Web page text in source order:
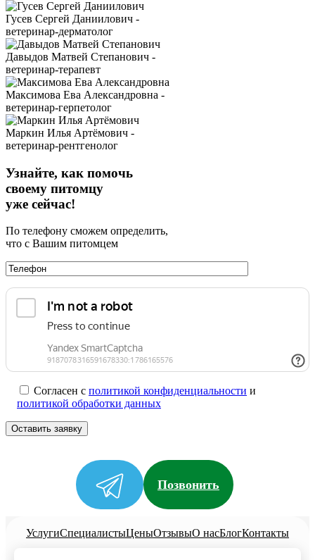
Гусев Сергей Даниилович -
ветеринар-дерматолог
Давыдов Матвей Степанович -
ветеринар-терапевт
Максимова Ева Александровна -
ветеринар-герпетолог
Маркин Илья Артёмович -
ветеринар-рентгенолог
Узнайте, как помочь
своему питомцу
уже сейчас!
По телефону сможем определить,
что с Вашим питомцем
Согласен с политикой конфиденциальности и
политикой обработки данных
Позвонить
УслугиСпециалистыЦеныОтзывыО насБлогКонтакты